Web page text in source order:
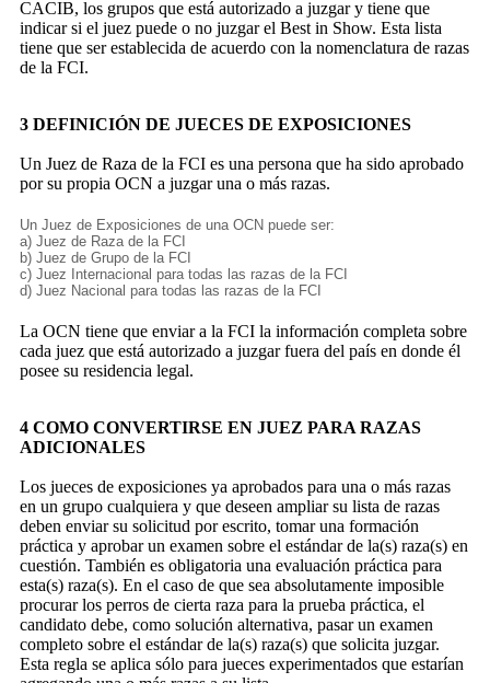
CACIB, los grupos que está autorizado a juzgar y tiene que
indicar si el juez puede o no juzgar el Best in Show. Esta lista
tiene que ser establecida de acuerdo con la nomenclatura de razas
de la FCI.
3 DEFINICIÓN DE JUECES DE EXPOSICIONES
Un Juez de Raza de la FCI es una persona que ha sido aprobado
por su propia OCN a juzgar una o más razas.
Un Juez de Exposiciones de una OCN puede ser:
a) Juez de Raza de la FCI
b) Juez de Grupo de la FCI
c) Juez Internacional para todas las razas de la FCI
d) Juez Nacional para todas las razas de la FCI
La OCN tiene que enviar a la FCI la información completa sobre
cada juez que está autorizado a juzgar fuera del país en donde él
posee su residencia legal.
4 COMO CONVERTIRSE EN JUEZ PARA RAZAS
ADICIONALES
Los jueces de exposiciones ya aprobados para una o más razas
en un grupo cualquiera y que deseen ampliar su lista de razas
deben enviar su solicitud por escrito, tomar una formación
práctica y aprobar un examen sobre el estándar de la(s) raza(s) en
cuestión. También es obligatoria una evaluación práctica para
esta(s) raza(s). En el caso de que sea absolutamente imposible
procurar los perros de cierta raza para la prueba práctica, el
candidato debe, como solución alternativa, pasar un examen
completo sobre el estándar de la(s) raza(s) que solicita juzgar.
Esta regla se aplica sólo para jueces experimentados que estarían